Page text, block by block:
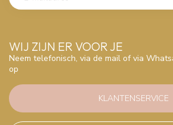
WIJ ZIJN ER VOOR JE
Neem telefonisch, via de mail of via
op
KLANTENSERVICE